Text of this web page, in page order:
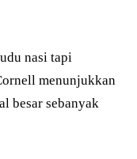
nasi tapi
menunjukkan
besar sebanyak